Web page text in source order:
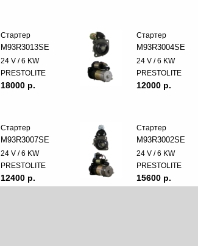
Стартер
M93R3013SE
24 V / 6 KW
PRESTOLITE
18000 p.
Стартер
M93R3004SE
24 V / 6 KW
PRESTOLITE
12000 p.
Стартер
M93R3007SE
24 V / 6 KW
PRESTOLITE
12400 p.
Стартер
M93R3002SE
24 V / 6 KW
PRESTOLITE
15600 p.